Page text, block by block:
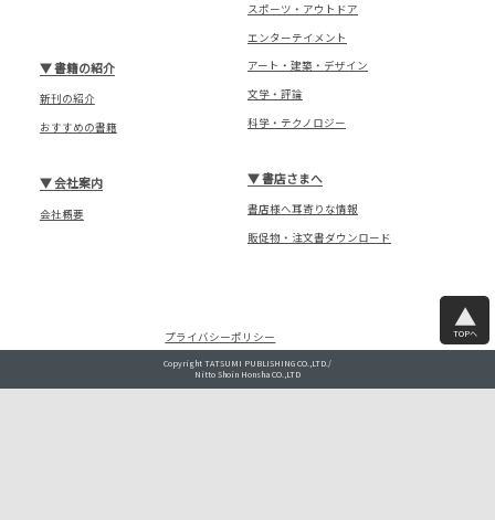
スポーツ・アウトドア
エンターテイメント
アート・建築・デザイン
文学・評論
科学・テクノロジー
▼書籍の紹介
新刊の紹介
おすすめの書籍
▼書店さまへ
書店様へ耳寄りな情報
販促物・注文書ダウンロード
▼会社案内
会社概要
プライバシーポリシー TOPへ
Copyright TATSUMI PUBLISHING CO.,LTD./
Nitto Shoin Honsha CO.,LTD